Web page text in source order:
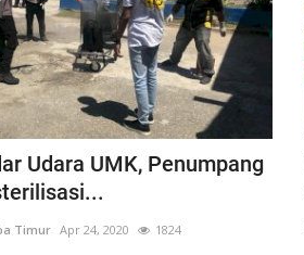
Udara UMK, Penumpang
Timur Apr 24, 2020 1824